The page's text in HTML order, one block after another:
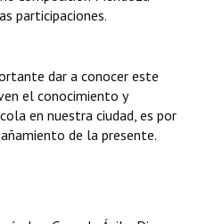
participaciones.
dar a conocer este
el conocimiento y
en nuestra ciudad, es por
de la presente.